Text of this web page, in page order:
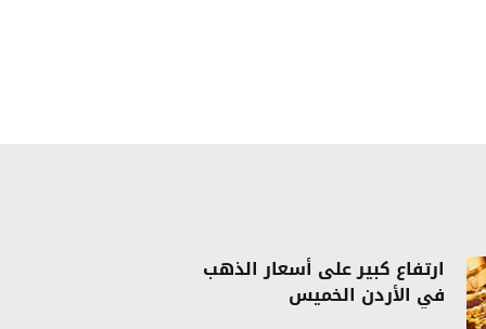
ارتفاع كبير على أسعار الذهب
في الأردن الخميس